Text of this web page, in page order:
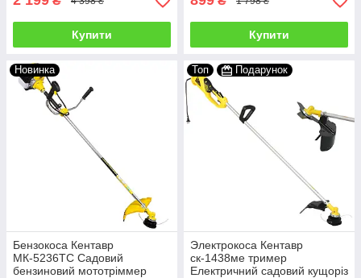
Купити Купити
Новинка
Бензокоса Кентавр
МК-5236ТС Садовий
бензиновий мототріммер
Топ Подарунок
Электрокоса Кентавр
ск-1438ме тример
Електричний садовий кущоріз